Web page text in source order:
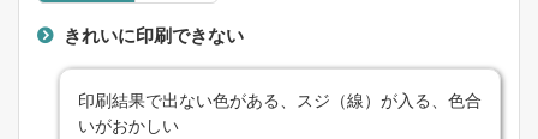
きれいに印刷できない
印刷結果で出ない色がある、スジ（線）が入る、色合
いがおかしい